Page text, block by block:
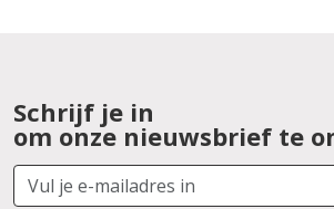
Schrijf je in
om onze nieuwsbrief te